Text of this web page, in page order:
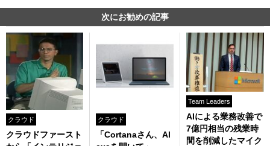
次にお勧めの記事
クラウド
クラウドファースト
クラウド
「Cortanaさん、Al
Team Leaders
AIによる業務改善で
7億円相当の残業時
間を削減したマイク